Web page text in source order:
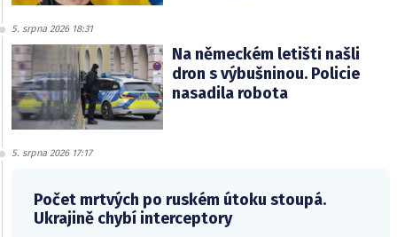
5. srpna 2026 18:31
Na německém letišti našli
dron s výbušninou. Policie
nasadila robota
5. srpna 2026 17:17
Počet mrtvých po ruském útoku stoupá.
Ukrajině chybí interceptory